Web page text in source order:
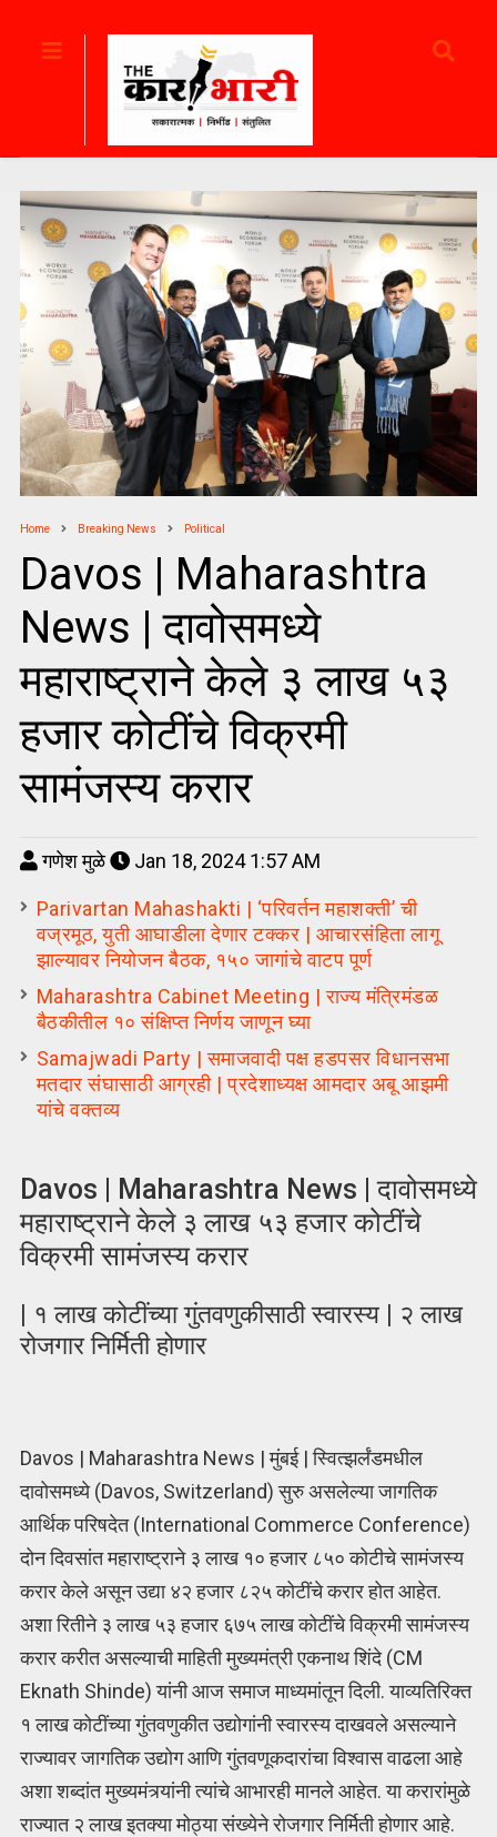
Home Breaking News Political
Davos | Maharashtra
News | दावोसमध्ये
महाराष्ट्राने केले ३ लाख ५३
हजार कोटींचे विक्रमी
सामंजस्य करार
गणेश मुळे Jan 18, 2024 1:57 AM
Parivartan Mahashakti | ‘परिवर्तन महाशक्ती’ ची
वज्रमूठ, युती आघाडीला देणार टक्कर | आचारसंहिता लागू
झाल्यावर नियोजन बैठक, १५० जागांचे वाटप पूर्ण
Maharashtra Cabinet Meeting | राज्य मंत्रिमंडळ
बैठकीतील १० संक्षिप्त निर्णय जाणून घ्या
Samajwadi Party | समाजवादी पक्ष हडपसर विधानसभा
मतदार संघासाठी आग्रही | प्रदेशाध्यक्ष आमदार अबू आझमी
यांचे वक्तव्य
Davos | Maharashtra News | दावोसमध्ये
महाराष्ट्राने केले ३ लाख ५३ हजार कोटींचे
विक्रमी सामंजस्य करार
| १ लाख कोटींच्या गुंतवणुकीसाठी स्वारस्य | २ लाख
रोजगार निर्मिती होणार
Davos | Maharashtra News | मुंबई | स्वित्झर्लंडमधील
दावोसमध्ये (Davos, Switzerland) सुरु असलेल्या जागतिक
आर्थिक परिषदेत (International Commerce Conference)
दोन दिवसांत महाराष्ट्राने ३ लाख १० हजार ८५० कोटीचे सामंजस्य
करार केले असून उद्या ४२ हजार ८२५ कोटींचे करार होत आहेत.
अशा रितीने ३ लाख ५३ हजार ६७५ लाख कोटींचे विक्रमी सामंजस्य
करार करीत असल्याची माहिती मुख्यमंत्री एकनाथ शिंदे (CM
Eknath Shinde) यांनी आज समाज माध्यमांतून दिली. याव्यतिरिक्त
१ लाख कोटींच्या गुंतवणुकीत उद्योगांनी स्वारस्य दाखवले असल्याने
राज्यावर जागतिक उद्योग आणि गुंतवणूकदारांचा विश्वास वाढला आहे
अशा शब्दांत मुख्यमंत्र्यांनी त्यांचे आभारही मानले आहेत. या करारांमुळे
राज्यात २ लाख इतक्या मोठ्या संख्येने रोजगार निर्मिती होणार आहे.